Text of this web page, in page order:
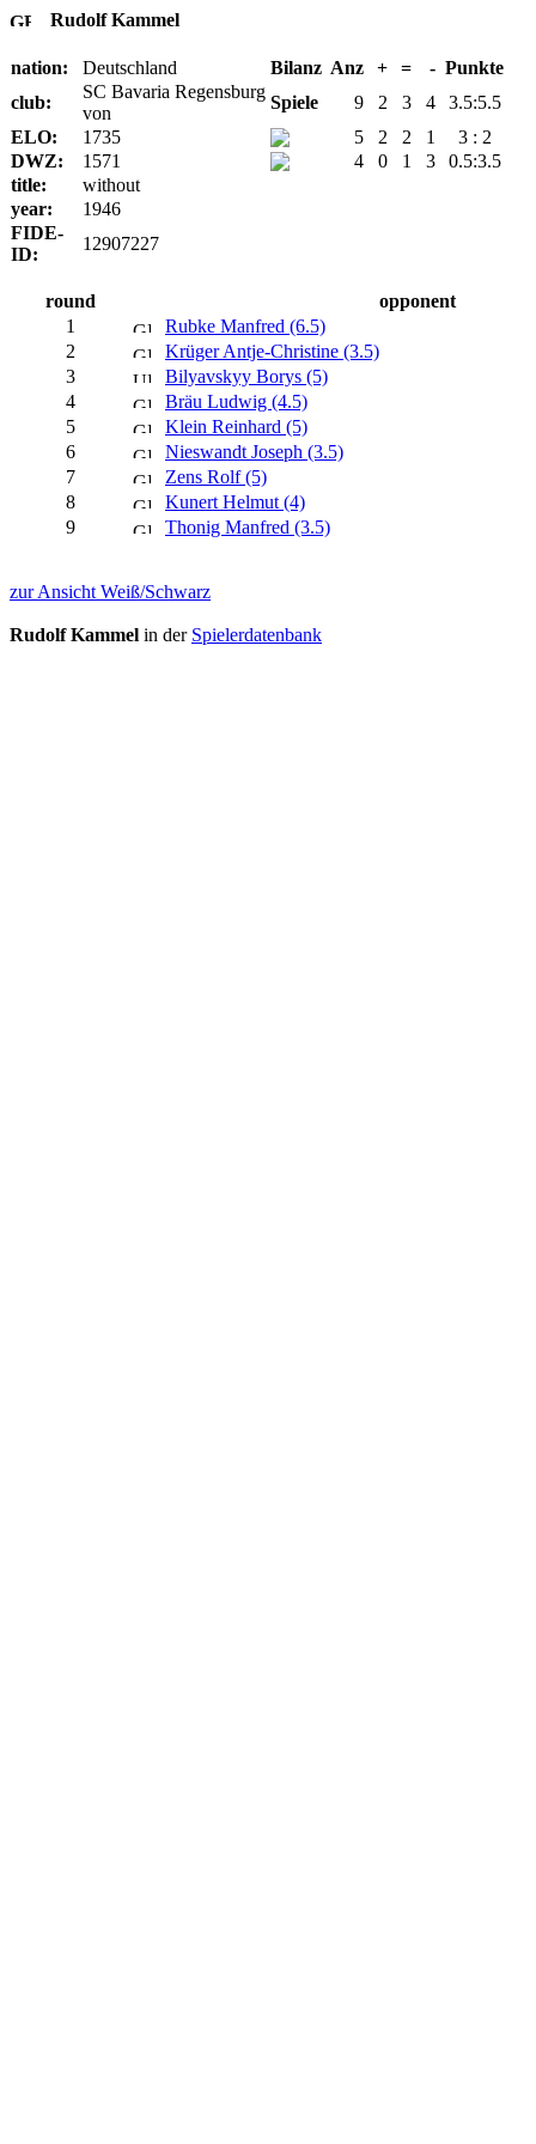
Rudolf Kammel
nation: Deutschland Bilanz Anz + = - Punkte
club:
SC Bavaria Regensburg
von
Spiele 9 2 3 4
3.5:5.5
ELO:
1735 5 2 2 1
3 : 2
DWZ:
1571 4 0 1 3
0.5:3.5
title:
without
year:
1946
FIDE-
ID:
12907227
round
opponent
1
Rubke Manfred (6.5)
2
Krüger Antje-Christine (3.5)
3
Bilyavskyy Borys (5)
4
Bräu Ludwig (4.5)
5
Klein Reinhard (5)
6
Nieswandt Joseph (3.5)
7
Zens Rolf (5)
8
Kunert Helmut (4)
9
Thonig Manfred (3.5)
zur Ansicht Weiß/Schwarz
Rudolf Kammel in der Spielerdatenbank